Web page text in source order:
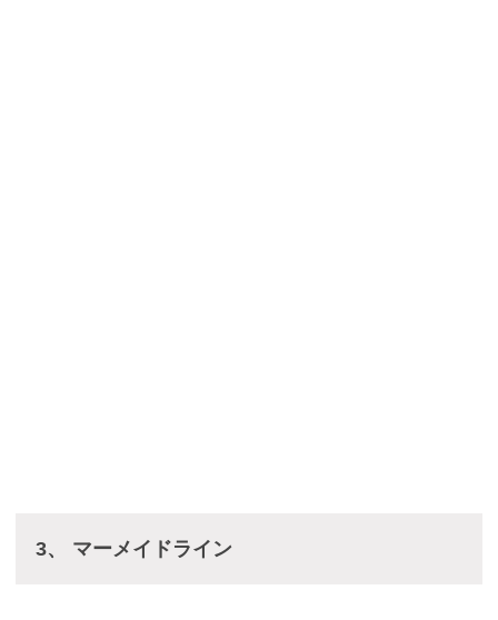
3、 マーメイドライン